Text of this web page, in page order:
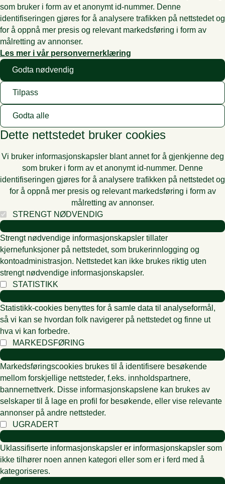
som bruker i form av et anonymt id-nummer. Denne
identifiseringen gjøres for å analysere trafikken på nettstedet og
for å oppnå mer presis og relevant markedsføring i form av
målretting av annonser.
Les mer i vår personvernerklæring
Godta nødvendig
Tilpass
Godta alle
Dette nettstedet bruker cookies
Vi bruker informasjonskapsler blant annet for å gjenkjenne deg
som bruker i form av et anonymt id-nummer. Denne
identifiseringen gjøres for å analysere trafikken på nettstedet og
for å oppnå mer presis og relevant markedsføring i form av
målretting av annonser.
STRENGT NØDVENDIG
Strengt nødvendige informasjonskapsler tillater
kjernefunksjoner på nettstedet, som brukerinnlogging og
kontoadministrasjon. Nettstedet kan ikke brukes riktig uten
strengt nødvendige informasjonskapsler.
STATISTIKK
Statistikk-cookies benyttes for å samle data til analyseformål,
så vi kan se hvordan folk navigerer på nettstedet og finne ut
hva vi kan forbedre.
MARKEDSFØRING
Markedsføringscookies brukes til å identifisere besøkende
mellom forskjellige nettsteder, f.eks. innholdspartnere,
bannernettverk. Disse informasjonskapslene kan brukes av
selskaper til å lage en profil for besøkende, eller vise relevante
annonser på andre nettsteder.
UGRADERT
Uklassifiserte informasjonskapsler er informasjonskapsler som
ikke tilhører noen annen kategori eller som er i ferd med å
kategoriseres.